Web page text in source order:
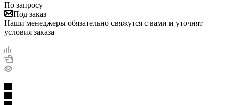
По запросу
Под заказ
Наши менеджеры обязательно свяжутся с вами и уточнят
условия заказа